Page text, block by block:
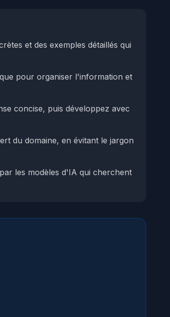
et des exemples détaillés qui
pour organiser l'information et
concise, puis développez avec
du domaine, en évitant le jargon
les modèles d'IA qui cherchent